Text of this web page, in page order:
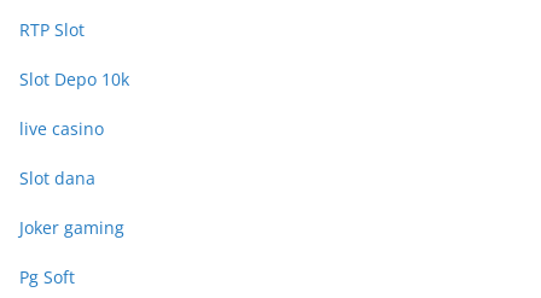
RTP Slot
Slot Depo 10k
live casino
Slot dana
Joker gaming
Pg Soft